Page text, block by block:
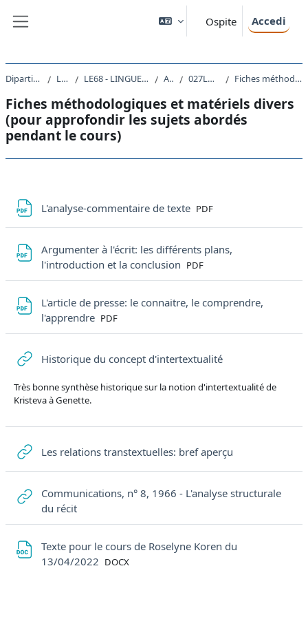
Ospite Accedi
Dipartimento di Studi Umanistici Laurea Magistrale LE68 - LINGUE, LETTERATURE STRANIERE E TURISMO CULTURALE A.A. 2021 - 2022 027LM - LINGUA FRANCESE I 2021 Fiches méthodologiques et matériels divers (pour approfondir les sujets abordés pendant le cours)
Fiches méthodologiques et matériels divers
(pour approfondir les sujets abordés
pendant le cours)
L'analyse-commentaire de texte File
PDF
Argumenter à l'écrit: les différents plans,
l'introduction et la conclusion File
PDF
L'article de presse: le connaitre, le comprendre,
l'apprendre File
PDF
Historique du concept d'intertextualitéURL
Très bonne synthèse historique sur la notion d'intertextualité de
Kristeva à Genette.
Les relations transtextuelles: bref aperçu
Communications, n° 8, 1966 - L'analyse structurale
du récitURL
Texte pour le cours de Roselyne Koren du
13/04/2022 File
DOCX